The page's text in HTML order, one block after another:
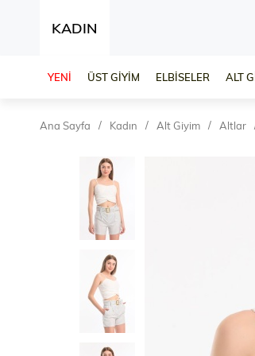
KADIN
YENİ ÜST GİYİM ELBİSELER ALT
Ana Sayfa Kadın Alt Giyim Altlar